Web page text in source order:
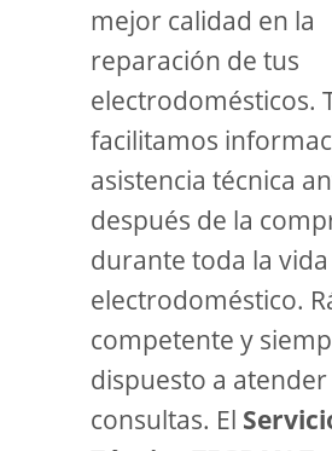
mejor calidad en la
reparación de tus
electrodomésticos.
facilitamos
asistencia técnica
después de la
durante toda la
electrodoméstico.
competente y
dispuesto a atender
consultas. El